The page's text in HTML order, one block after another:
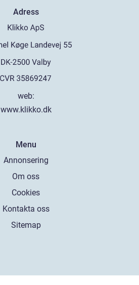
Adress
web:
www.klikko.dk
Menu
Annonsering
Om oss
Cookies
Kontakta oss
Sitemap